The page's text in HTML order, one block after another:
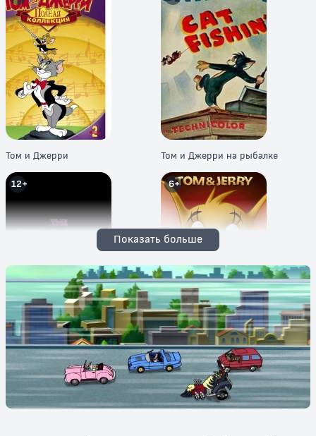
Том и Джерри Том и Джерри на рыбалке
12+
Новое шоу Тома и Джерри
6+
Новые приключения Тома и
Джерри
6+ 6+
Показать больше